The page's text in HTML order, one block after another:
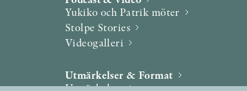
Yukiko och Patrik möter
Stolpe Stories
Videogalleri
Utmärkelser & Format
Utmärkelser